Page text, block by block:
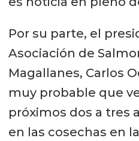
Por su parte, el
Asociación de
Magallanes, Carlos
muy probable que
próximos dos a tres
en las cosechas en